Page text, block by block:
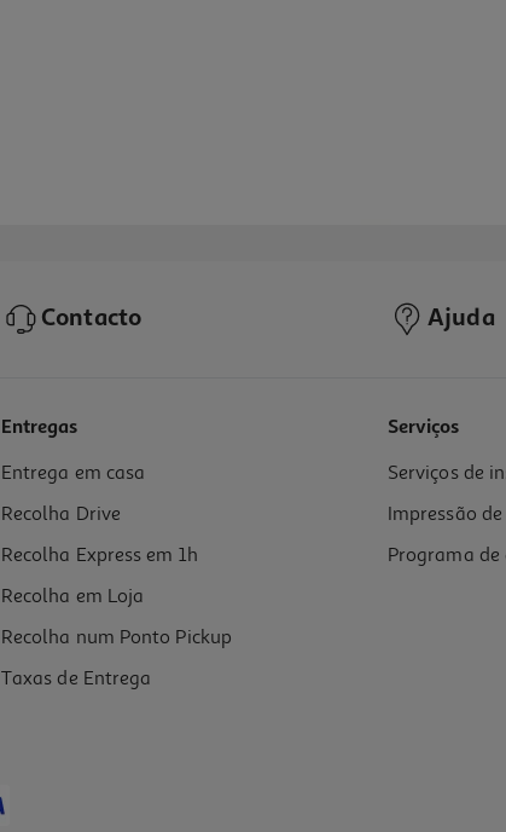
Contacto Ajuda
Entregas
Entrega em casa
Recolha Drive
Recolha Express em 1h
Recolha em Loja
Recolha num Ponto Pickup
Taxas de Entrega
Serviços
Serviços de
Impressão
Programa